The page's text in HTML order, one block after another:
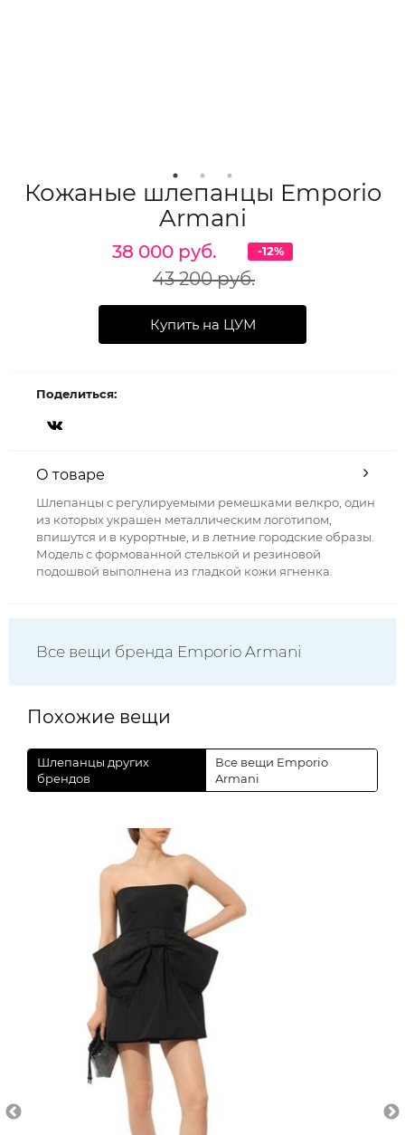
Кожаные шлепанцы Emporio
Armani
38 000 руб.
43 200 руб.
-12%
Купить на ЦУМ
Поделиться:
О товаре
Шлепанцы с регулируемыми ремешками велкро, один
из которых украшен металлическим логотипом,
впишутся и в курортные, и в летние городские образы.
Модель с формованной стелькой и резиновой
подошвой выполнена из гладкой кожи ягненка.
Все вещи бренда Emporio Armani
Похожие вещи
Шлепанцы других
брендов
Все вещи Emporio
Armani